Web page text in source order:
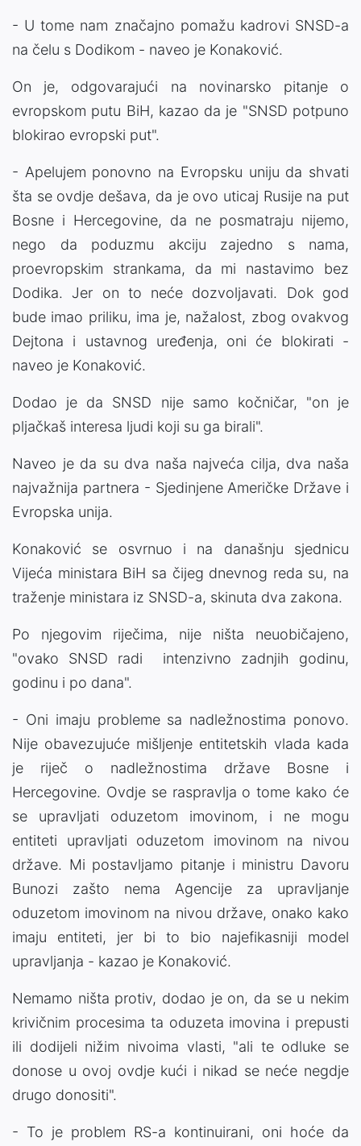
- U tome nam značajno pomažu kadrovi SNSD-a
na čelu s Dodikom - naveo je Konaković.
On je, odgovarajući na novinarsko pitanje o
evropskom putu BiH, kazao da je "SNSD potpuno
blokirao evropski put".
- Apelujem ponovno na Evropsku uniju da shvati
šta se ovdje dešava, da je ovo uticaj Rusije na put
Bosne i Hercegovine, da ne posmatraju nijemo,
nego da poduzmu akciju zajedno s nama,
proevropskim strankama, da mi nastavimo bez
Dodika. Jer on to neće dozvoljavati. Dok god
bude imao priliku, ima je, nažalost, zbog ovakvog
Dejtona i ustavnog uređenja, oni će blokirati -
naveo je Konaković.
Dodao je da SNSD nije samo kočničar, "on je
pljačkaš interesa ljudi koji su ga birali".
Naveo je da su dva naša najveća cilja, dva naša
najvažnija partnera - Sjedinjene Američke Države i
Evropska unija.
Konaković se osvrnuo i na današnju sjednicu
Vijeća ministara BiH sa čijeg dnevnog reda su, na
traženje ministara iz SNSD-a, skinuta dva zakona.
Po njegovim riječima, nije ništa neuobičajeno,
"ovako SNSD radi intenzivno zadnjih godinu,
godinu i po dana".
- Oni imaju probleme sa nadležnostima ponovo.
Nije obavezujuće mišljenje entitetskih vlada kada
je riječ o nadležnostima države Bosne i
Hercegovine. Ovdje se raspravlja o tome kako će
se upravljati oduzetom imovinom, i ne mogu
entiteti upravljati oduzetom imovinom na nivou
države. Mi postavljamo pitanje i ministru Davoru
Bunozi zašto nema Agencije za upravljanje
oduzetom imovinom na nivou države, onako kako
imaju entiteti, jer bi to bio najefikasniji model
upravljanja - kazao je Konaković.
Nemamo ništa protiv, dodao je on, da se u nekim
krivičnim procesima ta oduzeta imovina i prepusti
ili dodijeli nižim nivoima vlasti, "ali te odluke se
donose u ovoj ovdje kući i nikad se neće negdje
drugo donositi".
- To je problem RS-a kontinuirani, oni hoće da